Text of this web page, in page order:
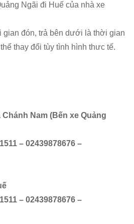
Ngãi đi Huế của nhà xe
gian đón, trả bên dưới là thời gian
thay đổi tùy tình hình thưc tế.
Chánh Nam (Bến xe Quảng
– 02439878676 –
– 02439878676 –